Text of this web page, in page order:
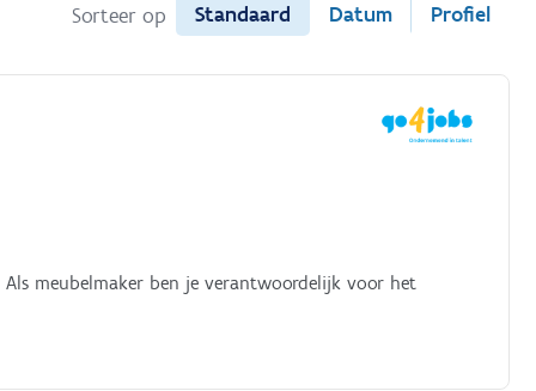
Sorteer op Standaard Datum Profiel
meubelmaker ben je verantwoordelijk voor het